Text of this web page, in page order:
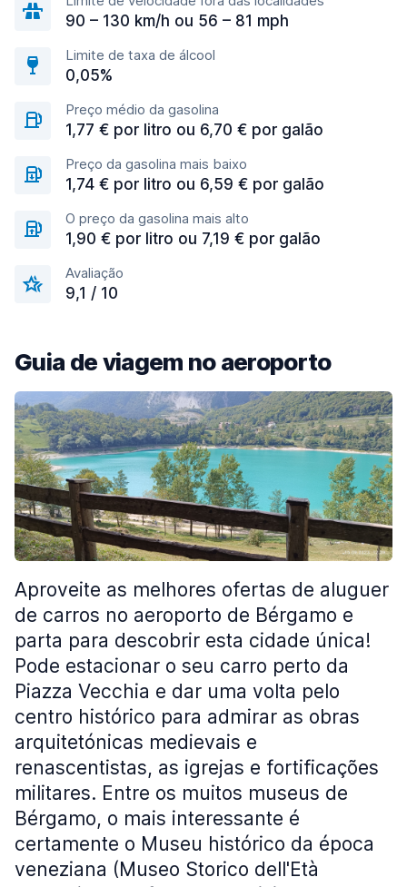
90 – 130 km/h ou 56 – 81 mph
Limite de taxa de álcool
0,05%
Preço médio da gasolina
1,77 € por litro ou 6,70 € por galão
Preço da gasolina mais baixo
1,74 € por litro ou 6,59 € por galão
O preço da gasolina mais alto
1,90 € por litro ou 7,19 € por galão
Avaliação
9,1 / 10
Guia de viagem no aeroporto
Aproveite as melhores ofertas de aluguer
de carros no aeroporto de Bérgamo e
parta para descobrir esta cidade única!
Pode estacionar o seu carro perto da
Piazza Vecchia e dar uma volta pelo
centro histórico para admirar as obras
arquitetónicas medievais e
renascentistas, as igrejas e fortificações
militares. Entre os muitos museus de
Bérgamo, o mais interessante é
certamente o Museu histórico da época
veneziana (Museo Storico dell'Età